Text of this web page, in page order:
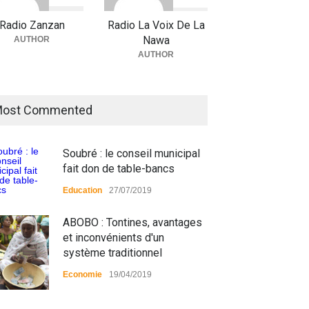
Environment 09/03/2026 A la UNE
Radio Zanzan
AUTHOR
Radio La Voix De La
Nawa
AUTHOR
Commented
Soubré : le conseil municipal
fait don de table-bancs
Education 27/07/2019
ABOBO : Tontines, avantages
et inconvénients d'un
système traditionnel
Economie 19/04/2019